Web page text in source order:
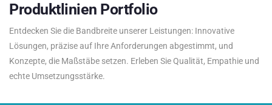
Produktlinien Portfolio
Entdecken Sie die Bandbreite unserer Leistungen: Innovative
Lösungen, präzise auf Ihre Anforderungen abgestimmt, und
Konzepte, die Maßstäbe setzen. Erleben Sie Qualität, Empathie und
echte Umsetzungsstärke.